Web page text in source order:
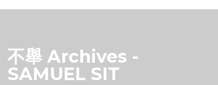
不舉 Archives -
SAMUEL SIT